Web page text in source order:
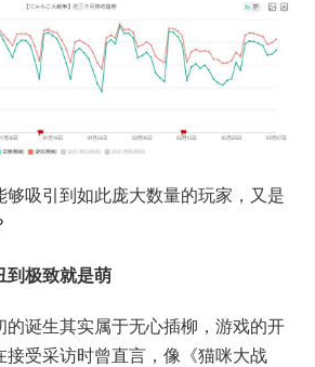
够吸引到如此庞大数量的玩家，又是
到极致就是萌
的诞生其实属于无心插柳，游戏的开
接受采访时曾直言，像《猫咪大战